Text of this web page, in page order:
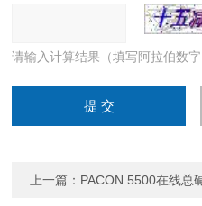
请输入计算结果（填写阿拉伯数
上一篇： PACON 5500在线总